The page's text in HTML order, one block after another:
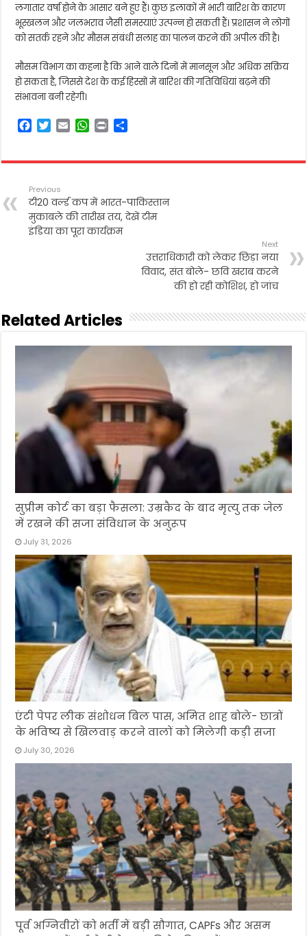
लगातार वर्षा होने के आसार बने हुए हैं। कुछ इलाकों में भारी बारिश के कारण
भूस्खलन और जलभराव जैसी समस्याएं उत्पन्न हो सकती हैं। प्रशासन ने लोगों
को सतर्क रहने और मौसम संबंधी सलाह का पालन करने की अपील की है।
मौसम विभाग का कहना है कि आने वाले दिनों में मानसून और अधिक सक्रिय
हो सकता है, जिससे देश के कई हिस्सों में बारिश की गतिविधियां बढ़ने की
संभावना बनी रहेगी।
F
e
o
o
k
T
t
e
r
E
i
W
t
A
p
p
P
n
r
Previous
टी20 वर्ल्ड कप में भारत-पाकिस्तान
मुकाबले की तारीख तय, देखें टीम
इंडिया का पूरा कार्यक्रम
Next
उत्तराधिकारी को लेकर छिड़ा नया
विवाद, संत बोले- छवि खराब करने
की हो रही कोशिश, हो जांच
Related Articles
सुप्रीम कोर्ट का बड़ा फैसला: उम्रकैद के बाद मृत्यु तक जेल
में रखने की सजा संविधान के अनुरूप
July 31, 2026
एंटी पेपर लीक संशोधन बिल पास, अमित शाह बोले- छात्रों
के भविष्य से खिलवाड़ करने वालों को मिलेगी कड़ी सजा
July 30, 2026
पूर्व अग्निवीरों को भर्ती में बड़ी सौगात, CAPFs और असम